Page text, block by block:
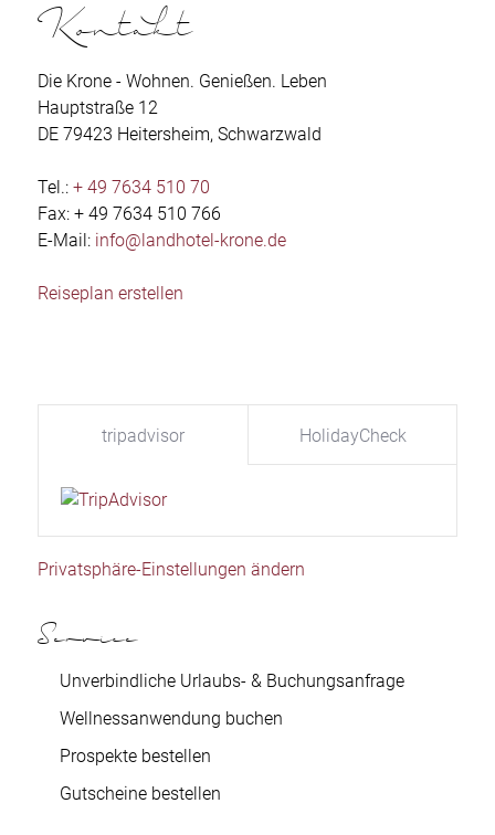
Kontakt
Die Krone - Wohnen. Genießen. Leben
Hauptstraße 12
DE 79423 Heitersheim, Schwarzwald
Tel.: + 49 7634 510 70
Fax: + 49 7634 510 766
E-Mail: info@landhotel-krone.de
Reiseplan erstellen
tripadvisor HolidayCheck
Privatsphäre-Einstellungen ändern
Service
Unverbindliche Urlaubs- & Buchungsanfrage
Wellnessanwendung buchen
Prospekte bestellen
Gutscheine bestellen